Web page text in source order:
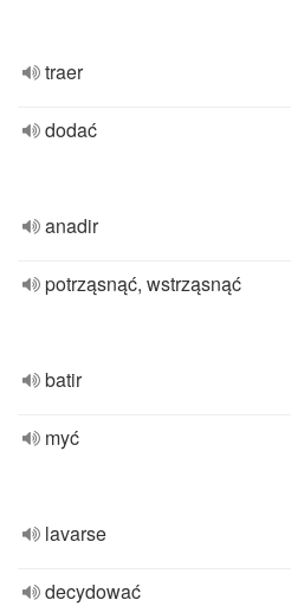
traer
dodać
anadir
potrząsnąć, wstrząsnąć
batir
myć
lavarse
decydować